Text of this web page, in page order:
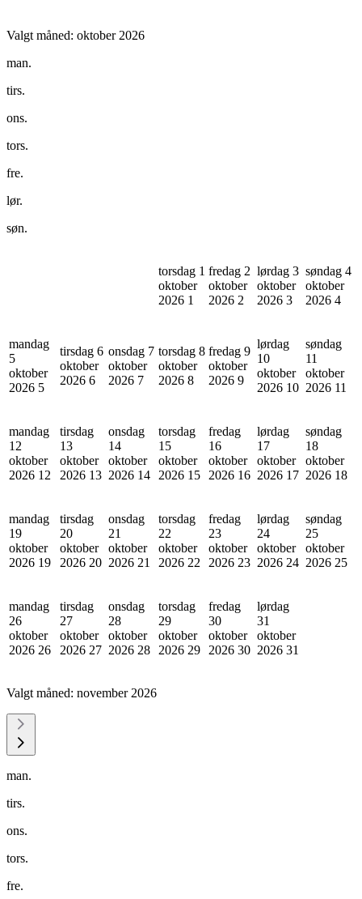
Valgt måned: oktober 2026
man.
tirs.
ons.
tors.
fre.
lør.
søn.
torsdag 1
oktober
2026 1
fredag 2
oktober
2026 2
lørdag 3
oktober
2026 3
søndag 4
oktober
2026 4
mandag
5
oktober
2026 5
tirsdag 6
oktober
2026 6
onsdag 7
oktober
2026 7
torsdag 8
oktober
2026 8
fredag 9
oktober
2026 9
lørdag
10
oktober
2026 10
søndag
11
oktober
2026 11
mandag
12
oktober
2026 12
tirsdag
13
oktober
2026 13
onsdag
14
oktober
2026 14
torsdag
15
oktober
2026 15
fredag
16
oktober
2026 16
lørdag
17
oktober
2026 17
søndag
18
oktober
2026 18
mandag
19
oktober
2026 19
tirsdag
20
oktober
2026 20
onsdag
21
oktober
2026 21
torsdag
22
oktober
2026 22
fredag
23
oktober
2026 23
lørdag
24
oktober
2026 24
søndag
25
oktober
2026 25
mandag
26
oktober
2026 26
tirsdag
27
oktober
2026 27
onsdag
28
oktober
2026 28
torsdag
29
oktober
2026 29
fredag
30
oktober
2026 30
lørdag
31
oktober
2026 31
Valgt måned: november 2026
man.
tirs.
ons.
tors.
fre.